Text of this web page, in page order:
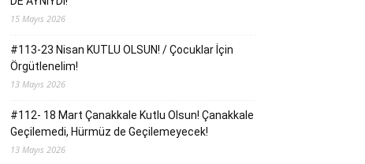
15 Mayıs 2026
#113-23 Nisan KUTLU OLSUN! / Çocuklar İçin
Örgütlenelim!
13 Mayıs 2026
#112- 18 Mart Çanakkale Kutlu Olsun! Çanakkale
Geçilemedi, Hürmüz de Geçilemeyecek!
13 Mayıs 2026